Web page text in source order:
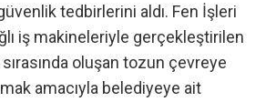
tedbirlerini aldı. Fen İşleri
iş makineleriyle gerçekleştirilen
sırasında oluşan tozun çevreye
amacıyla belediyeye ait